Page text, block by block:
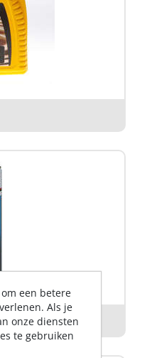
een betere
Als je
onze diensten
te gebruiken